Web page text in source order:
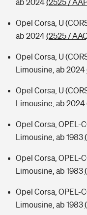
ab 2024(2525 /
Opel Corsa, U
ab 2024(2525 /
Opel Corsa, U
Limousine, ab 2024
Opel Corsa, U
Limousine, ab 2024
Opel Corsa, OPEL-
Limousine, ab 1983
Opel Corsa, OPEL-
Limousine, ab 1983
Opel Corsa, OPEL-
Limousine, ab 1983